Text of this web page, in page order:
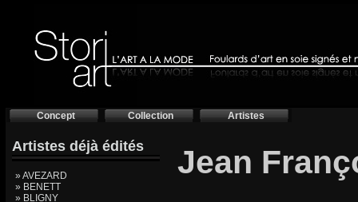
Concept Collection Artistes
Artistes déjà édités
» AVEZARD
» BENETT
» BLIGNY
Jean